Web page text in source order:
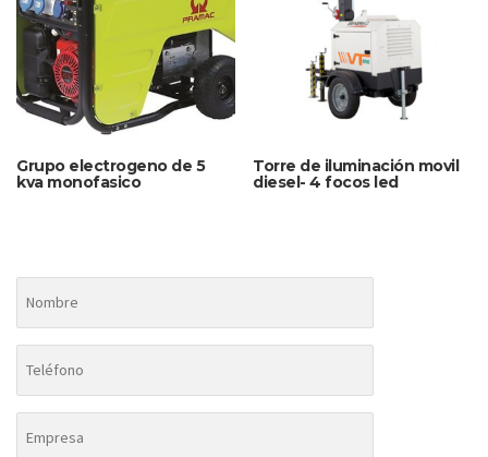
Grupo electrogeno de 5
kva monofasico
Torre de iluminación movil
diesel- 4 focos led